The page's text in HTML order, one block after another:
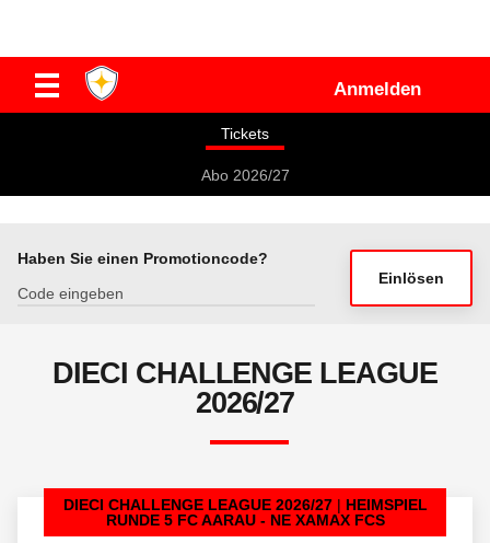
Anmelden
Tickets
Abo 2026/27
Haben Sie einen Promotioncode?
Einlösen
DIECI CHALLENGE LEAGUE
2026/27
DIECI CHALLENGE LEAGUE 2026/27
HEIMSPIEL
RUNDE 5 FC AARAU - NE XAMAX FCS